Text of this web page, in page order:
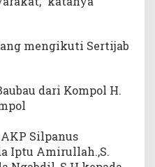
mengikuti Sertijab
dari Kompol H.
Silpanus
Iptu Amirullah.,S.